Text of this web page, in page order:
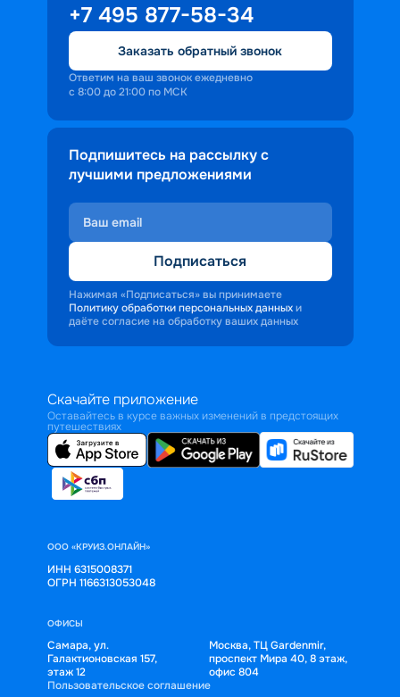
+7 495 877-58-34
Заказать обратный звонок
Ответим на ваш звонок ежедневно
с 8:00 до 21:00 по МСК
Подпишитесь на рассылку с
лучшими предложениями
Подписаться
Нажимая «Подписаться» вы принимаете
Политику обработки персональных данных и
даёте согласие на обработку ваших данных
Скачайте приложение
Оставайтесь в курсе важных изменений в предстоящих
путешествиях
ООО «КРУИЗ.ОНЛАЙН»
ИНН 6315008371
ОГРН 1166313053048
ОФИСЫ
Самара, ул.
Галактионовская 157,
этаж 12
Москва, ТЦ Gardenmir,
проспект Мира 40, 8 этаж,
офис 804
Пользовательское соглашение